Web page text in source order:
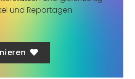
und Reportagen